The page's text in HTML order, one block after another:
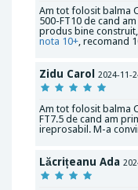
Am tot folosit balma
500-FT10 de cand
produs bine
nota 10+, recomand
Zidu Carol 2024-11-
Am tot folosit balma
FT7.5 de cand am
ireprosabil. M-a
Lăcrițeanu Ada